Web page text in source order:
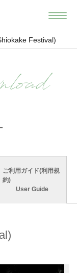
Festival)
ご利用ガイド(利用規
約)
User Guide